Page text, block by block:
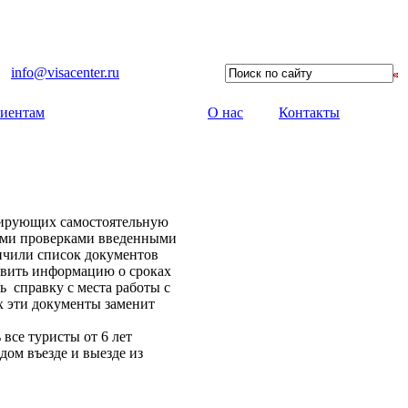
info@visacenter.ru
О нас Контакты
самостоятельную
проверками введенными
список документов
информацию о сроках
справку с места работы с
эти документы заменит
туристы от 6 лет
въезде и выезде из